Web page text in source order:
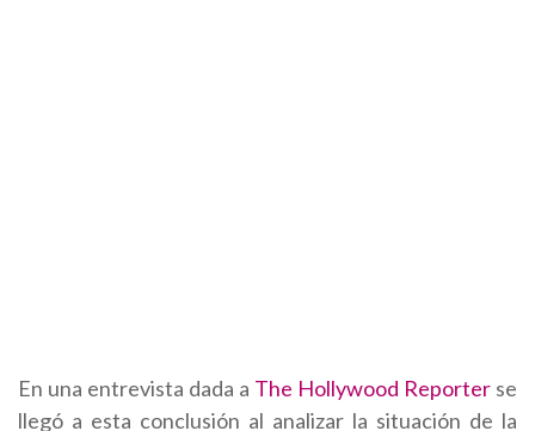
En una entrevista dada a The Hollywood Reporter se
llegó a esta conclusión al analizar la situación de la